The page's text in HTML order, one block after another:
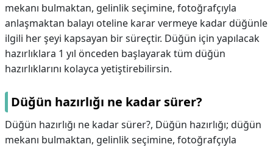
mekanı bulmaktan, gelinlik seçimine, fotoğrafçıyla
anlaşmaktan balayı oteline karar vermeye kadar düğünle
ilgili her şeyi kapsayan bir süreçtir. Düğün için yapılacak
hazırlıklara 1 yıl önceden başlayarak tüm düğün
hazırlıklarını kolayca yetiştirebilirsin.
Düğün hazırlığı ne kadar sürer?
Düğün hazırlığı ne kadar sürer?, Düğün hazırlığı; düğün
mekanı bulmaktan, gelinlik seçimine, fotoğrafçıyla